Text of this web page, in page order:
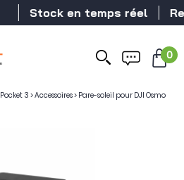
Stock en temps réel
0
Pocket 3 >Accessoires> Pare-soleil pour DJI Osmo